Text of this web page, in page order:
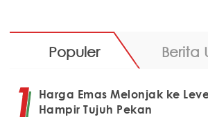
Populer Berita
Harga Emas Melonjak ke
Hampir Tujuh Pekan